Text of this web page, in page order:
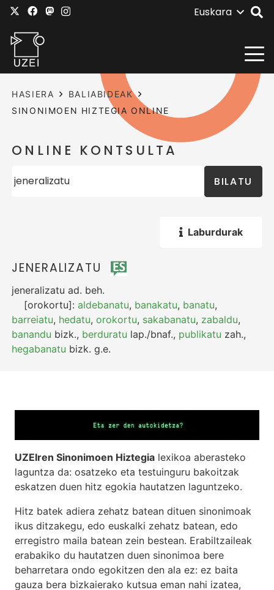
Euskara
HASIERA
BALIABIDEAK
SINONIMOEN HIZTEGIA ONLINE
ONLINE KONTSULTA
BILATU
Laburdurak
JENERALIZATU
jeneralizatu ad. beh.
[orokortu]:aldebanatu, banakatu, banatu,
barreiatu, hedatu,orokortu, sakabanatu, zabaldu,
banandu bizk., berduratu lap./bnaf., publikatu zah.,
hegabanatu bizk. g.e.
UZEIren Sinonimoen Hiztegia lexikoa aberasteko
laguntza da: osatzeko eta testuinguru bakoitzak
eskatzen duen hitz egokia hautatzen laguntzeko.
Hitz batek adiera zehatz batean dituen sinonimoak
ikus ditzakegu, edo euskalki zehatz batean, edo
erregistro maila batean zein bestean. Erabiltzaileak
erabakiko du hautatzen duen sinonimoa bere
beharretara ondo egokitzen den ala ez: ez baita
gauza bera bizkaierako kutsua eman nahi izatea,